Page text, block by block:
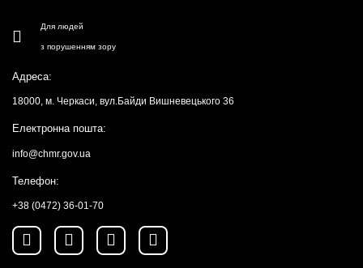
Для людей
з порушенням зору
Адреса:
18000, м. Черкаси, вул.Байди Вишневецького 36
Електронна пошта:
info@chmr.gov.ua
Телефон:
+38 (0472) 36-01-70